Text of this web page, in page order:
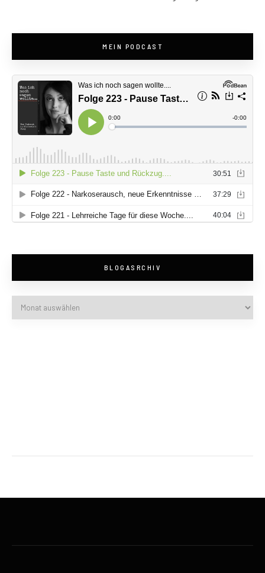
MEIN PODCAST
BLOGASRCHIV